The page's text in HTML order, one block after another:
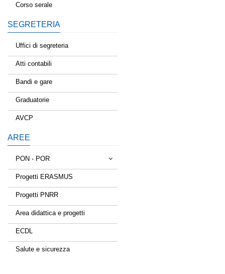
Corso serale
SEGRETERIA
Uffici di segreteria
Atti contabili
Bandi e gare
Graduatorie
AVCP
AREE
PON - POR
Tessere la rete
Estate a scuola
Scuola d'estate
Progetti ERASMUS
Progetti PNRR
Area didattica e progetti
ECDL
Salute e sicurezza